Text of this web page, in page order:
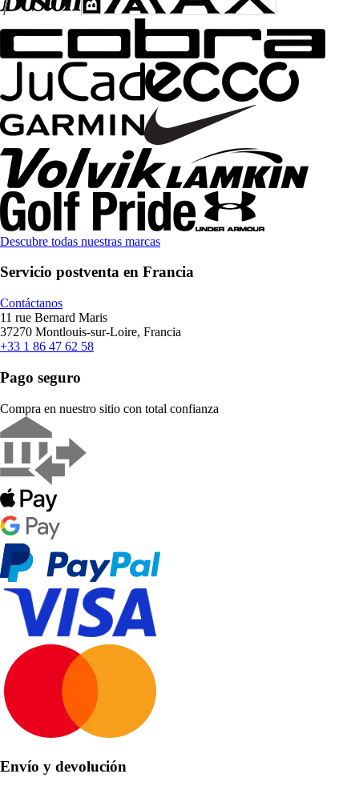
Descubre todas nuestras marcas
Servicio postventa en Francia
Contáctanos
11 rue Bernard Maris
37270 Montlouis-sur-Loire, Francia
+33 1 86 47 62 58
Pago seguro
Compra en nuestro sitio con total confianza
Envío y devolución